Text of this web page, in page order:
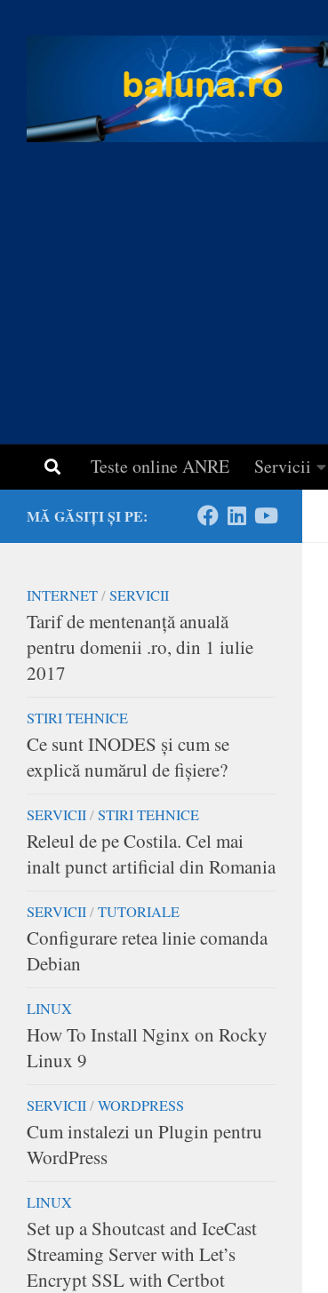
Skip to content
Teste online ANRE Servicii
MĂ GĂSIȚI ȘI PE:
INTERNET/SERVICII
Tarif de mentenanță anuală
pentru domenii .ro, din 1 iulie
2017
STIRI TEHNICE
Ce sunt INODES și cum se
explică numărul de fișiere?
SERVICII/STIRI TEHNICE
Releul de pe Costila. Cel mai
inalt punct artificial din Romania
SERVICII/TUTORIALE
Configurare retea linie comanda
Debian
LINUX
How To Install Nginx on Rocky
Linux 9
SERVICII/WORDPRESS
Cum instalezi un Plugin pentru
WordPress
LINUX
Set up a Shoutcast and IceCast
Streaming Server with Let’s
Encrypt SSL with Certbot